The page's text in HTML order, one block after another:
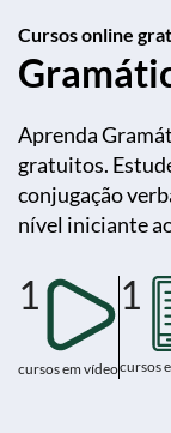
Cursos online
Aprenda
gratuitos.
conjugação
nível iniciante
1
cursos em vídeo
1
cursos